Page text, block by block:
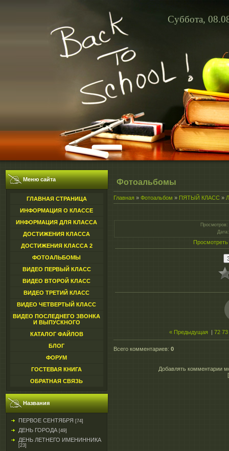
Суббота,
Меню сайта
ГЛАВНАЯ СТРАНИЦА
ИНФОРМАЦИЯ О КЛАССЕ
ИНФОРМАЦИЯ ДЛЯ КЛАССА
ДОСТИЖЕНИЯ КЛАССА
ДОСТИЖЕНИЯ КЛАССА 2
ФОТОАЛЬБОМЫ
ВИДЕО ПЕРВЫЙ КЛАСС
ВИДЕО ВТОРОЙ КЛАСС
ВИДЕО ТРЕТИЙ КЛАСС
ВИДЕО ЧЕТВЕРТЫЙ КЛАСС
ВИДЕО ПОСЛЕДНЕГО ЗВОНКА
И ВЫПУСКНОГО
КАТАЛОГ ФАЙЛОВ
БЛОГ
ФОРУМ
ГОСТЕВАЯ КНИГА
ОБРАТНАЯ СВЯЗЬ
Названия
ПЕРВОЕ СЕНТЯБРЯ [74]
ДЕНЬ ГОРОДА [49]
ДЕНЬ ЛЕТНЕГО ИМЕНИННИКА
[23]
Фотоальбомы
Главная » Фотоальбом » ПЯТЫЙ КЛАСС »
Просмотров:
Дата
« Предыдущая 72 73
Всего комментариев: 0
Добавлять комментарии